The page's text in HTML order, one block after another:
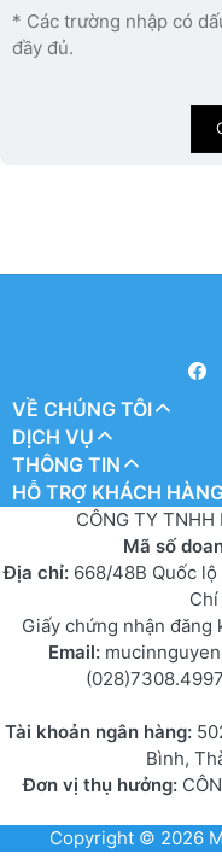
* Các trường nhập có
đầy đủ.
VỀ CHÚNG TÔI
DỊCH VỤ
THÔNG TIN
HỖ TRỢ KHÁCH
CÔNG TY TNHH
Mã số
Địa chỉ: 668/48B Quốc
Giấy chứng nhận đăng
Email:
(028)7308.4997
Tài khoản ngân hàng:
Bình,
Đơn vị thụ hưởng:
Copyright © 2026